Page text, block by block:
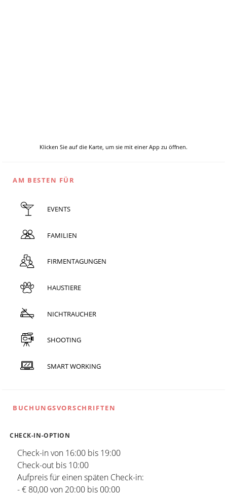
Klicken Sie auf die Karte, um sie mit einer App zu öffnen.
AM BESTEN FÜR
EVENTS
FAMILIEN
FIRMENTAGUNGEN
HAUSTIERE
NICHTRAUCHER
SHOOTING
SMART WORKING
BUCHUNGSVORSCHRIFTEN
CHECK-IN-OPTION
Check-in von 16:00 bis 19:00
Check-out bis 10:00
Aufpreis für einen späten Check-in:
- € 80,00 von 20:00 bis 00:00